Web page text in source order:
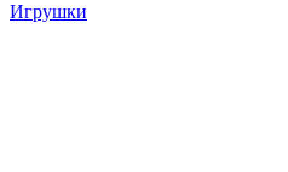
Игрушки